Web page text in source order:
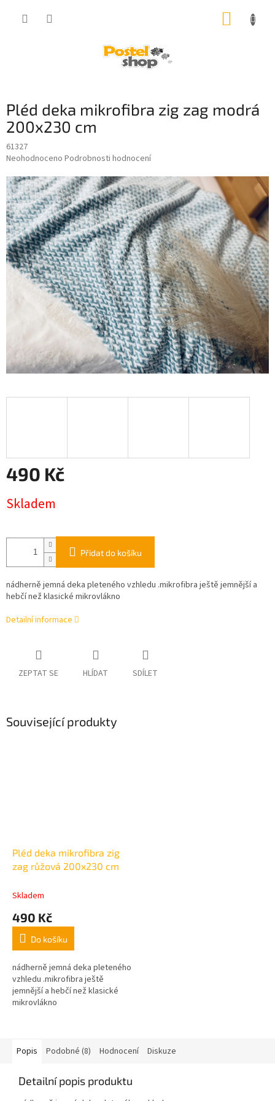
Pléd deka mikrofibra zig zag modrá
200x230 cm
61327
Průměrné
produktu
je
0,0
z
5
hvězdiček.
Neohodnoceno Podrobnosti hodnocení
490 Kč
cena:
Skladem
Přidat do košíku
nádherně jemná deka pleteného vzhledu .mikrofibra ještě jemnější a
hebčí než klasické mikrovlákno
Detailní informace
ZEPTAT SE HLÍDAT SDÍLET
Související produkty
Pléd deka mikrofibra zig
zag růžová 200x230 cm
Skladem
490 Kč
Do košíku
nádherně jemná deka pleteného
vzhledu .mikrofibra ještě
jemnější a hebčí než klasické
mikrovlákno
Popis Podobné (8) Hodnocení Diskuze
Detailní popis produktu